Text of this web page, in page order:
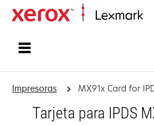
Impresoras MX91x Card for
Tarjeta para IPDS